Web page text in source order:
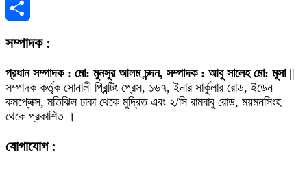
X
সম্পাদক :
প্রধান সম্পাদক : মো: মুনসুর আলম চন্দন, সম্পাদক : আবু সালেহ মো: মূসা||
সম্পাদক কর্তৃক সোনালী প্রিন্টিং প্রেস, ১৬৭, ইনার সার্কুলার রোড, ইডেন
কমপ্লেক্স, মতিঝিল ঢাকা থেকে মুদ্রিত এবং ২/সি রামবাবু রোড, ময়মনসিংহ
থেকে প্রকাশিত ।
যোগাযোগ :